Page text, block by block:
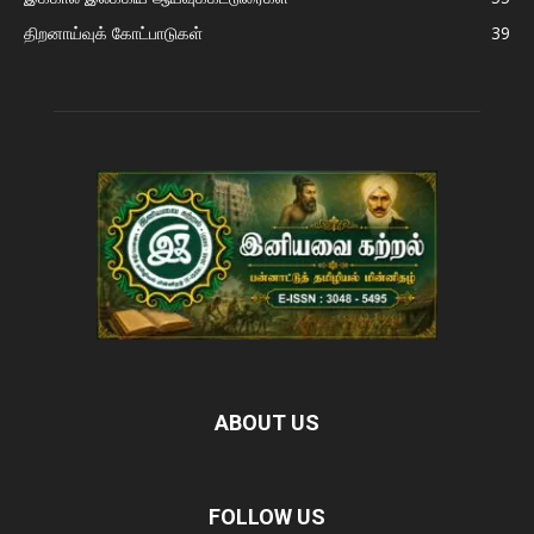
திறனாய்வுக் கோட்பாடுகள்
39
ABOUT US
FOLLOW US